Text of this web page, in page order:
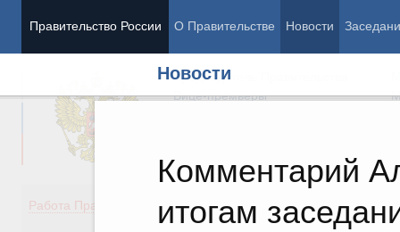
Правительство России О Правительстве Новости
Новости
Комментарий
итогам
Председатель Правительства
Вице-премьеры
Работа Правительства
Демография
Здоровье